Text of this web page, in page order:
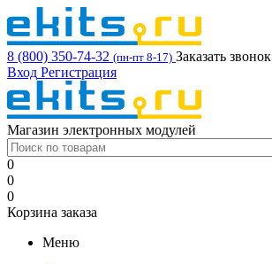
8 (800) 350-74-32 (пн-пт 8-17) Заказать звонок
Вход Регистрация
Магазин электронных модулей
0
0
0
Корзина заказа
Меню